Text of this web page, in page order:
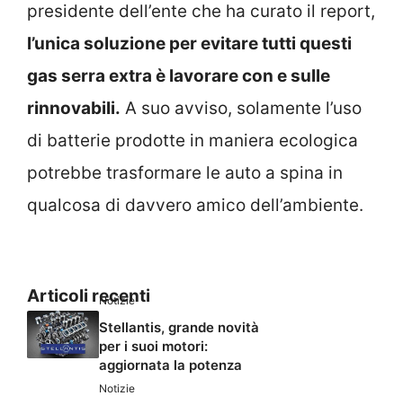
presidente dell’ente che ha curato il report,
l’unica soluzione per evitare tutti questi
gas serra extra è lavorare con e sulle
rinnovabili. A suo avviso, solamente l’uso
di batterie prodotte in maniera ecologica
potrebbe trasformare le auto a spina in
qualcosa di davvero amico dell’ambiente.
Articoli recenti
Notizie
Stellantis, grande novità
per i suoi motori:
aggiornata la potenza
Notizie